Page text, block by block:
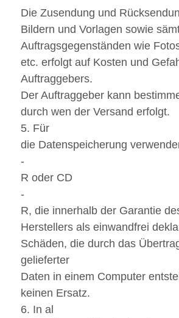
Die Zusendung und
Bildern und Vorlagen sowie
Auftragsgegenständen wie
etc. erfolgt auf Kosten und
Auftraggebers.
Der Auftraggeber kann
durch wen der Versand erfolgt.
5. Für
die Datenspeicherung
-
R oder CD
-
R, die innerhalb der Garantie
Herstellers als einwandfrei
Schäden, die durch das
gelieferter
Daten in einem Computer
keinen Ersatz.
6. In al